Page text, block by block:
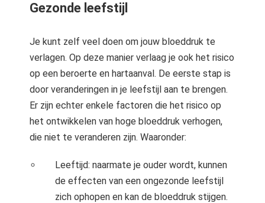
Gezonde leefstijl
Je kunt zelf veel doen om jouw bloeddruk te
verlagen. Op deze manier verlaag je ook het risico
op een beroerte en hartaanval. De eerste stap is
door veranderingen in je leefstijl aan te brengen.
Er zijn echter enkele factoren die het risico op
het ontwikkelen van hoge bloeddruk verhogen,
die niet te veranderen zijn. Waaronder:
Leeftijd: naarmate je ouder wordt, kunnen
de effecten van een ongezonde leefstijl
zich ophopen en kan de bloeddruk stijgen.